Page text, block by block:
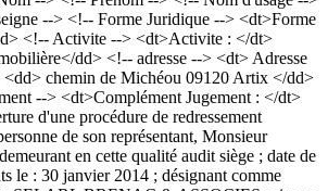
--> <!-- Forme Juridique --> <dt>Forme
<!-- Activite --> <dt>Activite : </dt>
dd> <!-- adresse --> <dt> Adresse
<dd> chemin de Michéou 09120 Artix </dd>
--> <dt>Complément Jugement : </dt>
d'une procédure de redressement
de son représentant, Monsieur
en cette qualité audit siège ; date de
le : 30 janvier 2014 ; désignant comme